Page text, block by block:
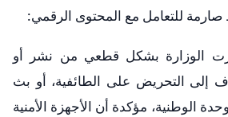
للتعامل مع المحتوى الرقمي:
الوزارة بشكل قطعي من نشر أو
إلى التحريض على الطائفية، أو بث
الوطنية، مؤكدة أن الأجهزة الأمنية